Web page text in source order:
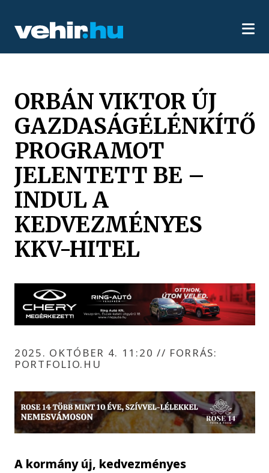
ORBÁN VIKTOR ÚJ
GAZDASÁGÉLÉNKÍTŐ
PROGRAMOT
JELENTETT BE –
INDUL A
KEDVEZMÉNYES
KKV-HITEL
2025. OKTÓBER 4. 11:20 // FORRÁS:
PORTFOLIO.HU
A kormány új, kedvezményes